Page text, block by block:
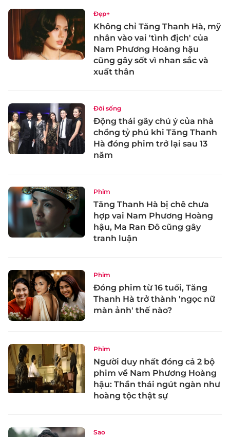
Đẹp+
Không chỉ Tăng Thanh Hà, mỹ
nhân vào vai 'tình địch' của
Nam Phương Hoàng hậu
cũng gây sốt vì nhan sắc và
xuất thân
Đời sống
Động thái gây chú ý của nhà
chồng tỷ phú khi Tăng Thanh
Hà đóng phim trở lại sau 13
năm
Phim
Tăng Thanh Hà bị chê chưa
hợp vai Nam Phương Hoàng
hậu, Ma Ran Đô cũng gây
tranh luận
Phim
Đóng phim từ 16 tuổi, Tăng
Thanh Hà trở thành 'ngọc nữ
màn ảnh' thế nào?
Phim
Người duy nhất đóng cả 2 bộ
phim về Nam Phương Hoàng
hậu: Thần thái ngút ngàn như
hoàng tộc thật sự
Sao